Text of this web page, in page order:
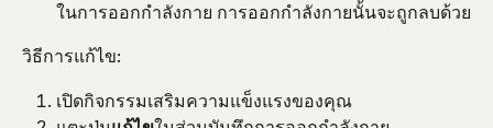
ในการออกกำลังกาย การออกกำลังกายนั้นจะถูกลบด้วย
วิธีการแก้ไข:
เปิดกิจกรรมเสริมความแข็งแรงของคุณ